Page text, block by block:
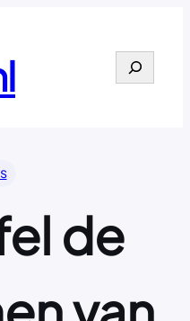
Search
de